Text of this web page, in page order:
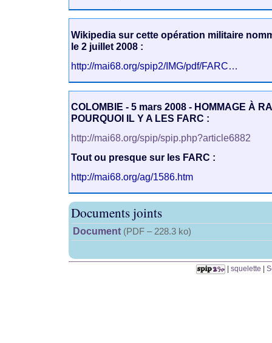
Wikipedia sur cette opération militaire
le 2 juillet 2008 :
http://mai68.org/spip2/IMG/pdf/FARC…
COLOMBIE - 5 mars 2008 - HOMMAGE À
POURQUOI IL Y A LES FARC :
http://mai68.org/spip/spip.php?article6882
Tout ou presque sur les FARC :
http://mai68.org/ag/1586.htm
Documents joints
Document (PDF – 228.3 ko)
squelette